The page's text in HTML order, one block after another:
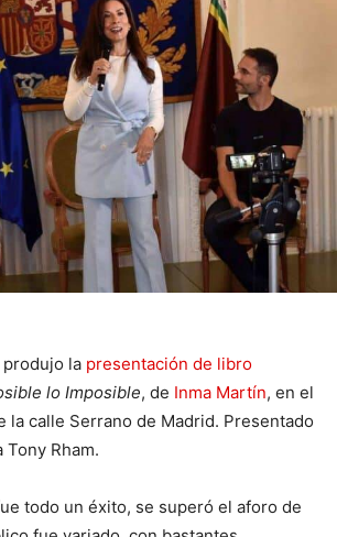
produjo la presentación de libro
lo Imposible, de Inma Martín, en el
la calle Serrano de Madrid. Presentado
Rham.
todo un éxito, se superó el aforo de